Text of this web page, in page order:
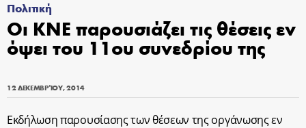
Πολιτική
Οι ΚΝΕ παρουσιάζει τις θέσεις εν
όψει του 11ου συνεδρίου της
12 ΔΕΚΕΜΒΡΊΟΥ, 2014
Εκδήλωση παρουσίασης των θέσεων της οργάνωσης εν